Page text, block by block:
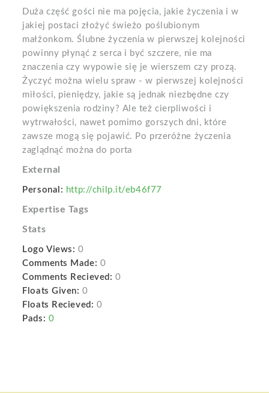
Duża część gości nie ma pojęcia, jakie życzenia i w
jakiej postaci złożyć świeżo poślubionym
małżonkom. Ślubne życzenia w pierwszej kolejności
powinny płynąć z serca i być szczere, nie ma
znaczenia czy wypowie się je wierszem czy prozą.
Życzyć można wielu spraw - w pierwszej kolejności
miłości, pieniędzy, jakie są jednak niezbędne czy
powiększenia rodziny? Ale też cierpliwości i
wytrwałości, nawet pomimo gorszych dni, które
zawsze mogą się pojawić. Po przeróżne życzenia
zaglądnąć można do porta
External
Personal: http://chilp.it/eb46f77
Expertise Tags
Stats
Logo Views: 0
Comments Made: 0
Comments Recieved: 0
Floats Given: 0
Floats Recieved: 0
Pads: 0